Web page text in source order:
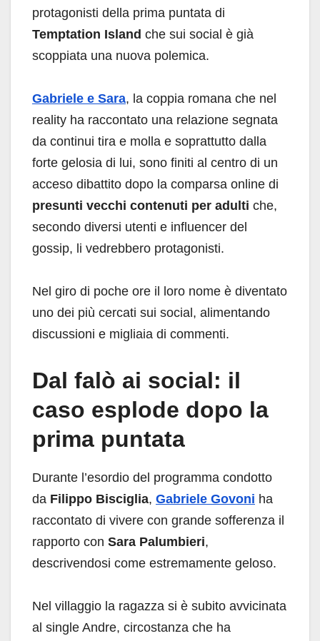
protagonisti della prima puntata di
Temptation Island che sui social è già
scoppiata una nuova polemica.
Gabriele e Sara, la coppia romana che nel
reality ha raccontato una relazione segnata
da continui tira e molla e soprattutto dalla
forte gelosia di lui, sono finiti al centro di un
acceso dibattito dopo la comparsa online di
presunti vecchi contenuti per adulti che,
secondo diversi utenti e influencer del
gossip, li vedrebbero protagonisti.
Nel giro di poche ore il loro nome è diventato
uno dei più cercati sui social, alimentando
discussioni e migliaia di commenti.
Dal falò ai social: il
caso esplode dopo la
prima puntata
Durante l’esordio del programma condotto
da Filippo Bisciglia, Gabriele Govoni ha
raccontato di vivere con grande sofferenza il
rapporto con Sara Palumbieri,
descrivendosi come estremamente geloso.
Nel villaggio la ragazza si è subito avvicinata
al single Andre, circostanza che ha